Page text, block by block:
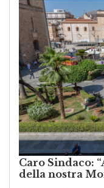
Caro Sindaco:
della nostra